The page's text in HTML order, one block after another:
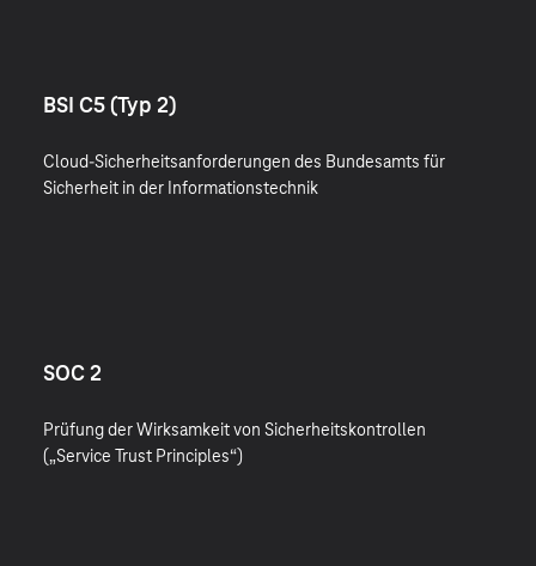
BSI C5 (Typ 2)
Cloud-Sicherheitsanforderungen des Bundesamts für
Sicherheit in der Informationstechnik
SOC 2
Prüfung der Wirksamkeit von Sicherheitskontrollen
(„Service Trust Principles“)